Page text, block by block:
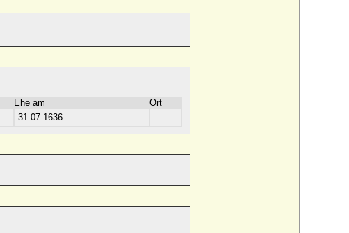
Ehe am
Ort
31.07.1636